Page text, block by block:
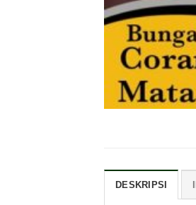
DESKRIPSI